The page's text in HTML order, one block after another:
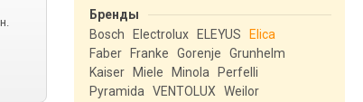
Бренды
Bosch
Electrolux ELEYUS
Elica
Faber
Franke Gorenje
Grunhelm
Kaiser
Miele Minola
Perfelli
Pyramida
VENTOLUX
Weilor